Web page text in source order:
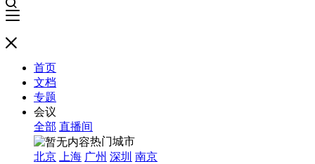
首页
文档
专题
会议
全部 直播间
热门城市
北京
上海 广州 深圳 南京